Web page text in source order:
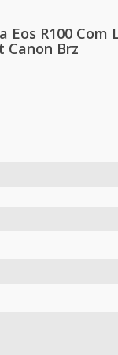
de campo.
utilizando
e a
através do
Eos R100 Com
Canon Brz